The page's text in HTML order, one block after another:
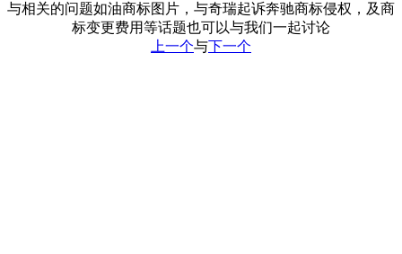
与相关的问题如油商标图片，与奇瑞起诉奔驰商标侵权，及商
标变更费用等话题也可以与我们一起讨论
上一个与下一个